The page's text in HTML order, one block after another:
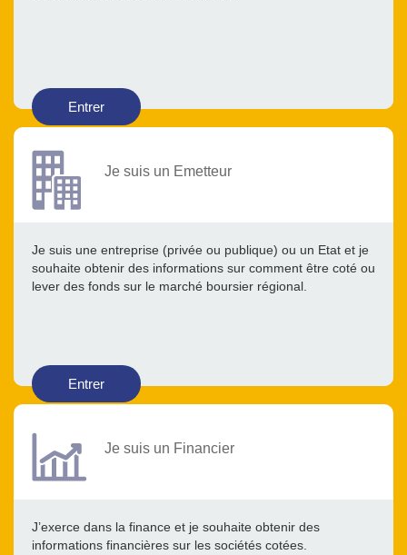
Entrer
Je suis un Emetteur
Je suis une entreprise (privée ou publique) ou un Etat et je
souhaite obtenir des informations sur comment être coté ou
lever des fonds sur le marché boursier régional.
Entrer
Je suis un Financier
J’exerce dans la finance et je souhaite obtenir des
informations financières sur les sociétés cotées.